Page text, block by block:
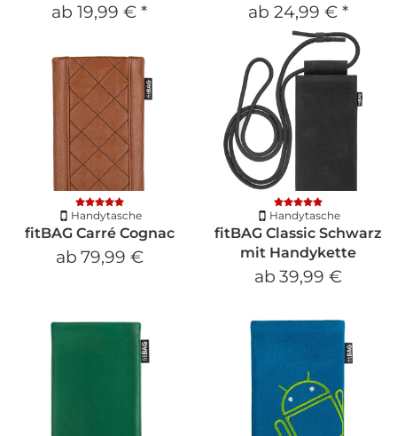
ab 19,99 € * ab 24,99 € *
Handytasche
fitBAG Carré Cognac
ab 79,99 €
Handytasche
fitBAG Classic Schwarz
mit Handykette
ab 39,99 €